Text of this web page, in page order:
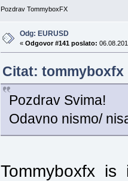
Pozdrav TommyboxFX
Odg: EURUSD
« Odgovor #141 poslato:
Citat: tommyboxfx
Pozdrav Svima!
Odavno nismo/
Tommyboxfx